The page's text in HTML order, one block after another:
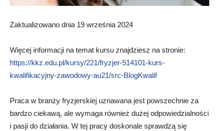
Zaktualizowano dnia 19 września 2024
Więcej informacji na temat kursu znajdziesz na stronie:
https://kkz.edu.pl/kursy/221/fryzjer-514101-kurs-
kwalifikacyjny-zawodowy-au21/src-BlogKwalif
Praca w branży fryzjerskiej uznawana jest powszechnie za
bardzo ciekawą, ale wymaga również dużej odpowiedzialności
i pasji do działania. W tej pracy doskonale sprawdzą się